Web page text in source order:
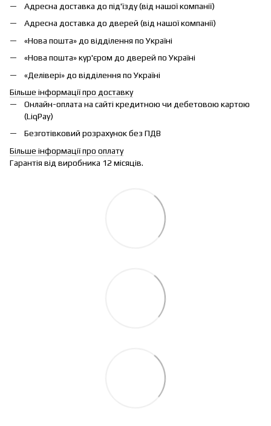
Адресна доставка до під'їзду (від нашої компанії)
Адресна доставка до дверей (від нашої компанії)
«Нова пошта» до відділення по Україні
«Нова пошта» кур'єром до дверей по Україні
«Делівері» до відділення по Україні
Більше інформації про доставку
Онлайн-оплата на сайті кредитною чи дебетовою картою
(LiqPay)
Безготівковий розрахунок без ПДВ
Більше інформації про оплату
Гарантія від виробника 12 місяців.